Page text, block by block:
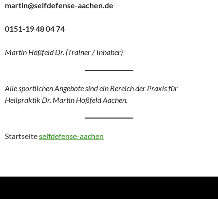
martin@selfdefense-aachen.de
0151-19 48 04 74
Martin Hoßfeld Dr. (Trainer / Inhaber)
Alle sportlichen Angebote sind ein Bereich der Praxis für
Heilpraktik Dr. Martin Hoßfeld Aachen.
Startseiteselfdefense-aachen